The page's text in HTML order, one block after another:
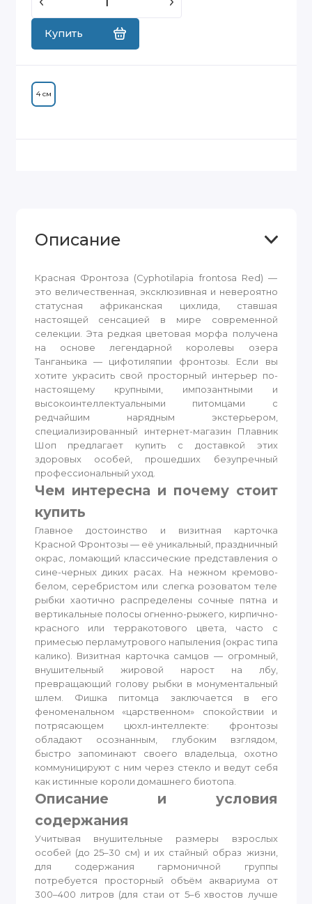
Купить
4 см
Описание
Красная Фронтоза (Cyphotilapia frontosa Red) —
это величественная, эксклюзивная и невероятно
статусная африканская цихлида, ставшая
настоящей сенсацией в мире современной
селекции. Эта редкая цветовая морфа получена
на основе легендарной королевы озера
Танганьика — цифотиляпии фронтозы. Если вы
хотите украсить свой просторный интерьер по-
настоящему крупными, импозантными и
высокоинтеллектуальными питомцами с
редчайшим нарядным экстерьером,
специализированный интернет-магазин Плавник
Шоп предлагает купить с доставкой этих
здоровых особей, прошедших безупречный
профессиональный уход.
Чем интересна и почему стоит
купить
Главное достоинство и визитная карточка
Красной Фронтозы — её уникальный, праздничный
окрас, ломающий классические представления о
сине-черных диких расах. На нежном кремово-
белом, серебристом или слегка розоватом теле
рыбки хаотично распределены сочные пятна и
вертикальные полосы огненно-рыжего, кирпично-
красного или терракотового цвета, часто с
примесью перламутрового напыления (окрас типа
калико). Визитная карточка самцов — огромный,
внушительный жировой нарост на лбу,
превращающий голову рыбки в монументальный
шлем. Фишка питомца заключается в его
феноменальном «царственном» спокойствии и
потрясающем цюхл-интеллекте: фронтозы
обладают осознанным, глубоким взглядом,
быстро запоминают своего владельца, охотно
коммуницируют с ним через стекло и ведут себя
как истинные короли домашнего биотопа.
Описание и условия
содержания
Учитывая внушительные размеры взрослых
особей (до 25–30 см) и их стайный образ жизни,
для содержания гармоничной группы
потребуется просторный объём аквариума от
300–400 литров (для стаи от 5–6 хвостов лучше